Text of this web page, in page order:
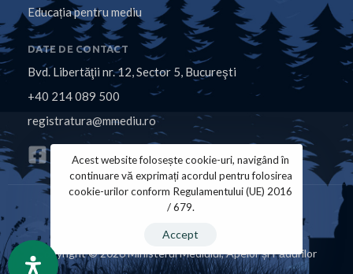
Educația pentru mediu
DATE DE CONTACT
Bvd. Libertăţii nr. 12, Sector 5, Bucureşti
+40 214 089 500
registratura@mmediu.ro
Copyright © 2026 Ministerul Mediului, Apelor și Pădurilor
Acest website folosește cookie-uri, navigând în
continuare vă exprimați acordul pentru folosirea
cookie-urilor conform Regulamentului (UE) 2016
/ 679.
Accept